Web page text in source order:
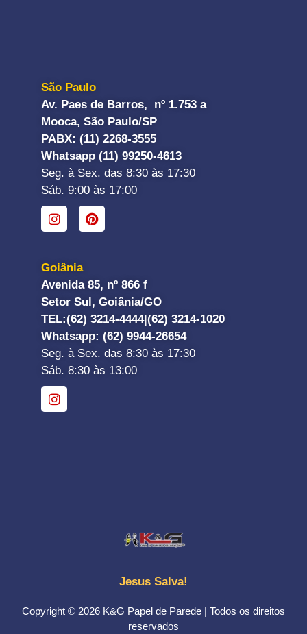
São Paulo
Av. Paes de Barros, nº 1.753 a
Mooca, São Paulo/SP
PABX: (11) 2268-3555
Whatsapp (11) 99250-4613
Seg. à Sex. das 8:30 às 17:30
Sáb. 9:00 às 17:00
Goiânia
Avenida 85, nº 866 f
Setor Sul, Goiânia/GO
TEL:(62) 3214-4444|(62) 3214-1020
Whatsapp: (62) 9944-26654
Seg. à Sex. das 8:30 às 17:30
Sáb. 8:30 às 13:00
Jesus Salva!
Copyright © 2026 K&G Papel de Parede | Todos os direitos
reservados